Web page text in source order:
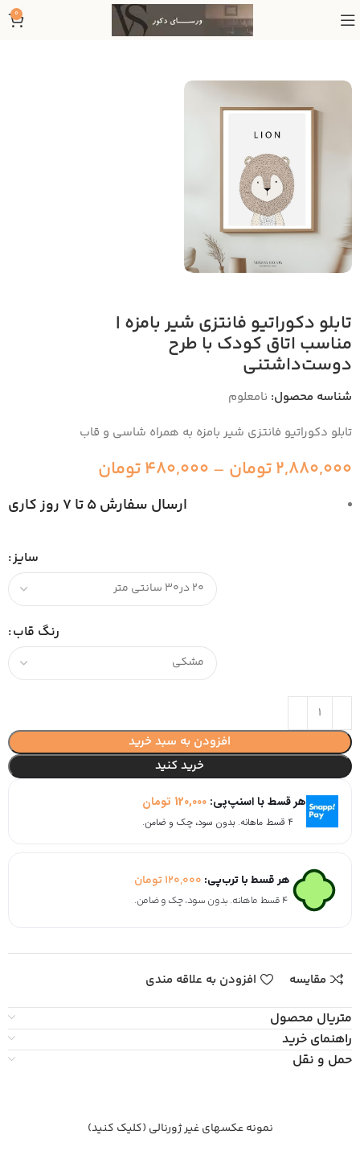
0
تابلو دکوراتیو فانتزی شیر بامزه |
مناسب اتاق کودک با طرح
دوست‌داشتنی
شناسه محصول: نامعلوم
تابلو دکوراتیو فانتزی شیر بامزه به همراه شاسی و قاب
2,880,000تومان –
480,000تومان
ارسال سفارش 5 تا 7 روز کاری
سایز
رنگ قاب
افزودن به سبد خرید
خرید کنید
هر قسط با اسنپ‌پی:120,000 تومان
۴ قسط ماهانه. بدون سود، چک و ضامن.
هر قسط با ترب‌پی: 120,000تومان
۴ قسط ماهانه. بدون سود، چک و ضامن.
مقایسه افزودن به علاقه مندی
متریال محصول
راهنمای خرید
حمل و نقل
نمونه عکسهای غیر ژورنالی (کلیک کنید)